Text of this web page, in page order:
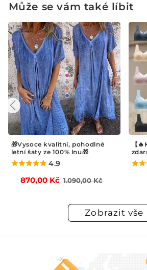
Může se vám také líbit
🎁Vysoce kvalitní, pohodlné
letní šaty ze 100% lnu🎁
4.9
870,00 Kč Běžná
1.090,00 Kč
【
Zobrazit vše